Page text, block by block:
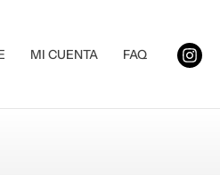
MI CUENTA FAQ